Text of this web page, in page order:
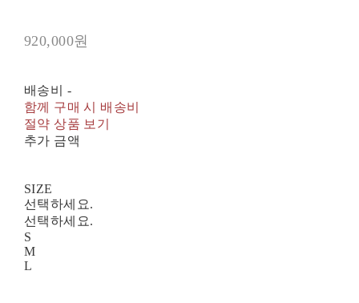
920,000원
배송비 -
함께 구매 시 배송비
절약 상품 보기
추가 금액
SIZE
선택하세요.
선택하세요.
S
M
L